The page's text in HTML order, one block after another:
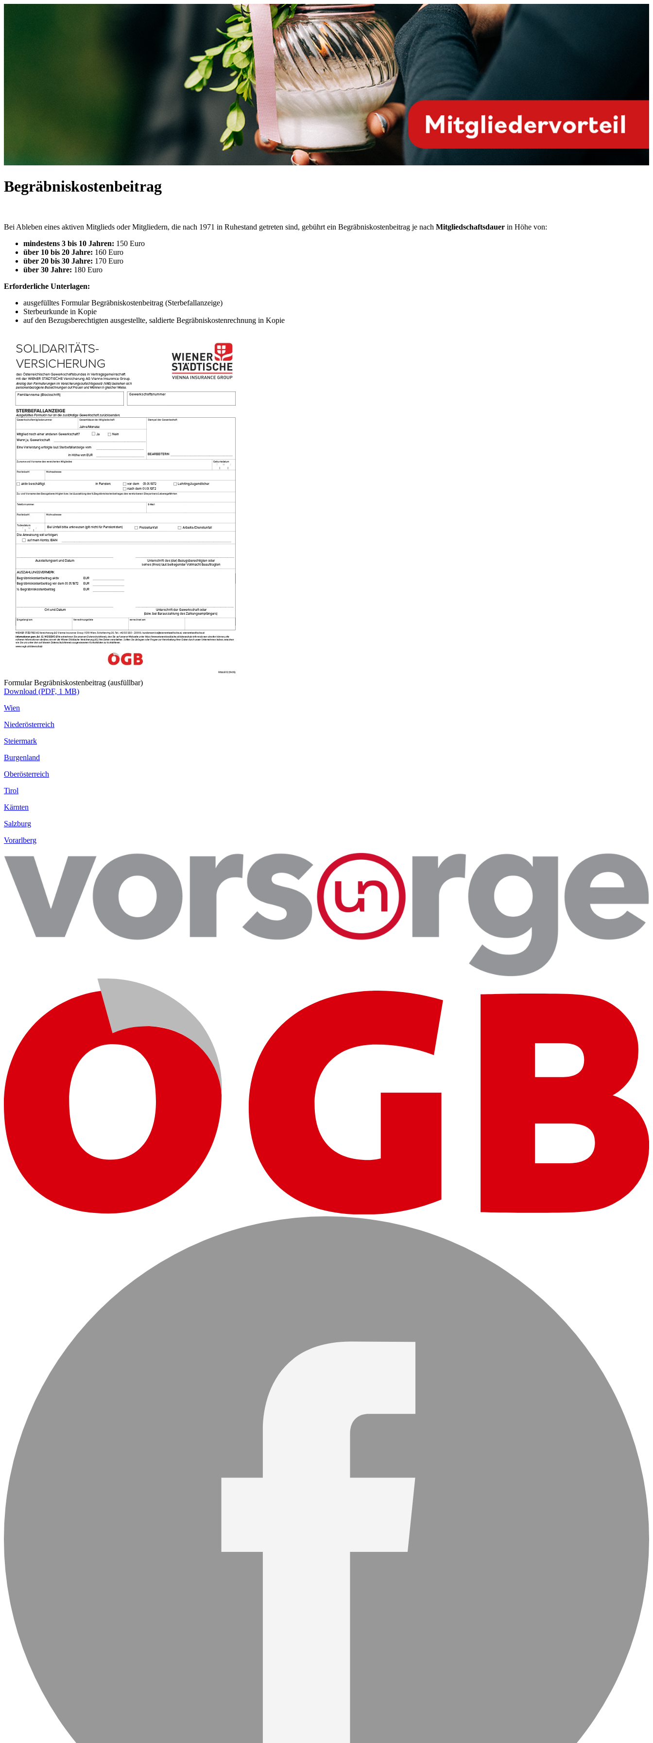
Begräbniskostenbeitrag
Bei Ableben eines aktiven Mitglieds oder Mitgliedern, die nach 1971 in Ruhestand getreten sind, gebührt ein Begräbniskostenbeitrag je nach Mitgliedschaftsdauer in Höhe von:
mindestens 3 bis 10 Jahren: 150 Euro
über 10 bis 20 Jahre: 160 Euro
über 20 bis 30 Jahre: 170 Euro
über 30 Jahre: 180 Euro
Erforderliche Unterlagen:
ausgefülltes Formular Begräbniskostenbeitrag (Sterbefallanzeige)
Sterbeurkunde in Kopie
auf den Bezugsberechtigten ausgestellte, saldierte Begräbniskostenrechnung in Kopie
Formular Begräbniskostenbeitrag (ausfüllbar)
Download (PDF, 1 MB)
Wien
Niederösterreich
Steiermark
Burgenland
Oberösterreich
Tirol
Kärnten
Salzburg
Vorarlberg